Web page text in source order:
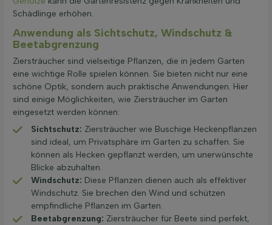
Schädlinge erhöhen.
Anwendung als Sichtschutz, Windschutz &
Beetabgrenzung
Ziersträucher sind vielseitige Pflanzen, die in jedem Garten
eine wichtige Rolle spielen können. Sie bieten nicht nur eine
schöne Optik, sondern auch praktische Anwendungen. Hier
sind einige Möglichkeiten, wie Ziersträucher im Garten
eingesetzt werden können:
Sichtschutz: Ziersträucher wie Buschige Heckenpflanzen
sind ideal, um Privatsphäre im Garten zu schaffen. Sie
können als Hecken gepflanzt werden, um unerwünschte
Blicke abzuhalten.
Windschutz: Diese Pflanzen dienen auch als effektiver
Windschutz. Sie brechen den Wind und schützen
empfindliche Pflanzen im Garten.
Beetabgrenzung: Ziersträucher für Beete sind perfekt,